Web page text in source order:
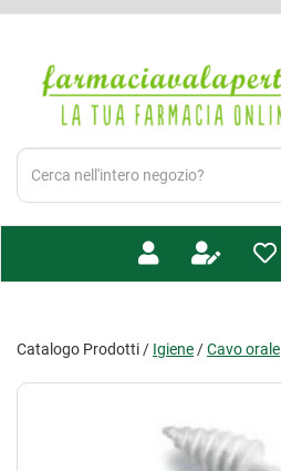
principale
Valaperta
Cerca
Prodotto
Catalogo Prodotti / Igiene /Cavo orale